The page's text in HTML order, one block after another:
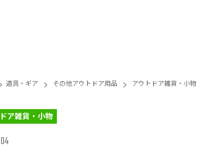
道具・ギア その他アウトドア用品 アウトドア雑貨・小物
ア雑貨・小物